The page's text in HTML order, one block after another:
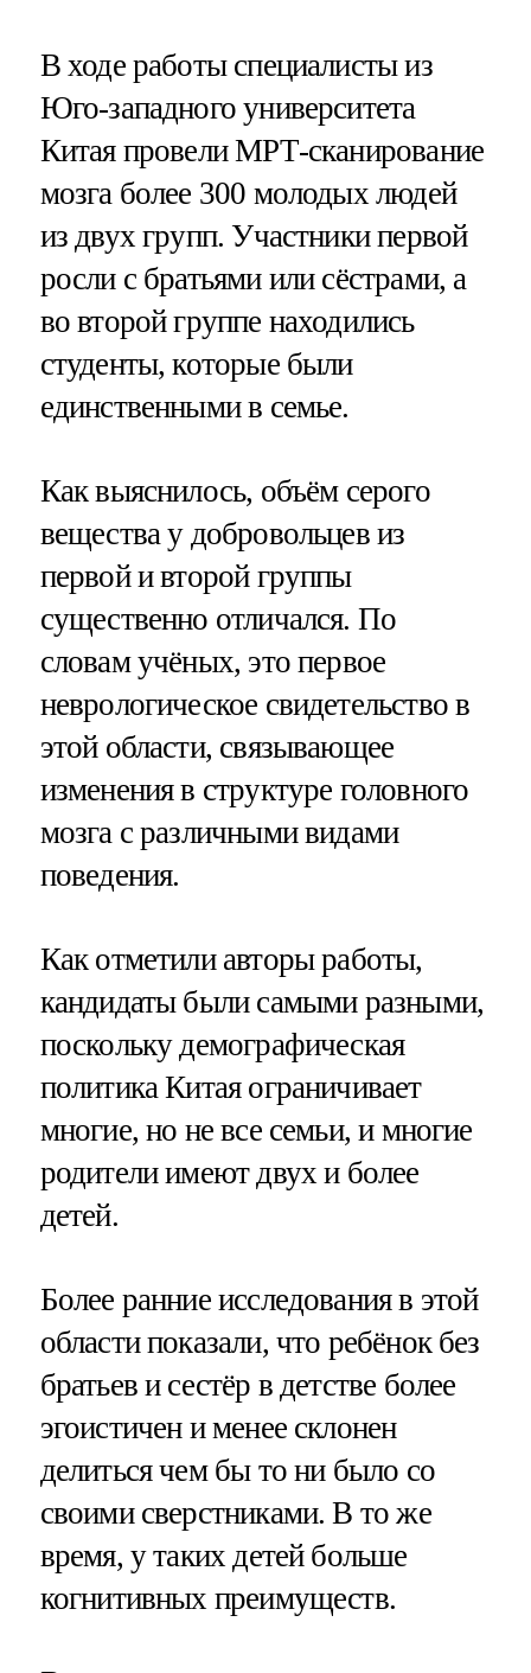
В ходе работы специалисты из
Юго-западного университета
Китая провели МРТ-сканирование
мозга более 300 молодых людей
из двух групп. Участники первой
росли с братьями или сёстрами, а
во второй группе находились
студенты, которые были
единственными в семье.
Как выяснилось, объём серого
вещества у добровольцев из
первой и второй группы
существенно отличался. По
словам учёных, это первое
неврологическое свидетельство в
этой области, связывающее
изменения в структуре головного
мозга с различными видами
поведения.
Как отметили авторы работы,
кандидаты были самыми разными,
поскольку демографическая
политика Китая ограничивает
многие, но не все семьи, и многие
родители имеют двух и более
детей.
Более ранние исследования в этой
области показали, что ребёнок без
братьев и сестёр в детстве более
эгоистичен и менее склонен
делиться чем бы то ни было со
своими сверстниками. В то же
время, у таких детей больше
когнитивных преимуществ.